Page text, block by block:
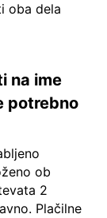
oba dela
na ime
potrebno
ob
2
Plačilne